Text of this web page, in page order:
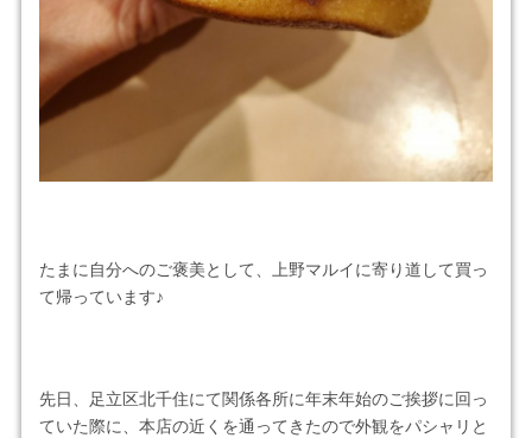
たまに自分へのご褒美として、上野マルイに寄り道して買っ
て帰っています♪
先日、足立区北千住にて関係各所に年末年始のご挨拶に回っ
ていた際に、本店の近くを通ってきたので外観をパシャリと